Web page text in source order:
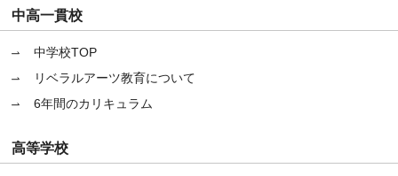
中高一貫校
中学校TOP
リベラルアーツ教育について
6年間のカリキュラム
高等学校